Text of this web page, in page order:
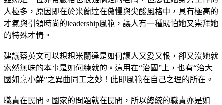
人極多，原因即在於米蘭達在傲慢與尖酸風格中，具有極高的
才氣與引領時尚的leadership風範，讓人有一種既怕她又崇拜她
的特殊才情。
建議蔡英文可以想想米蘭達是如何讓人又愛又恨，卻又沒她就
索然無味的本事是如何練就的。這用在“治國”上，也有“治大
國如烹小鮮”之異曲同工之妙！此即風範在自己之理的所在。
職責在民間。國家的問題就在民間，所以總統的職責亦是如